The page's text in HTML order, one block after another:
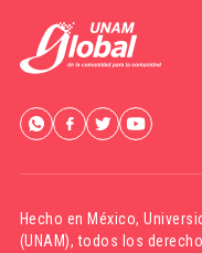
Hecho en México,
(UNAM), todos los